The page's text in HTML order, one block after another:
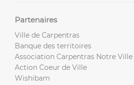
Partenaires
Ville de Carpentras
Banque des territoires
Association Carpentras Notre Ville
Action Coeur de Ville
Wishibam